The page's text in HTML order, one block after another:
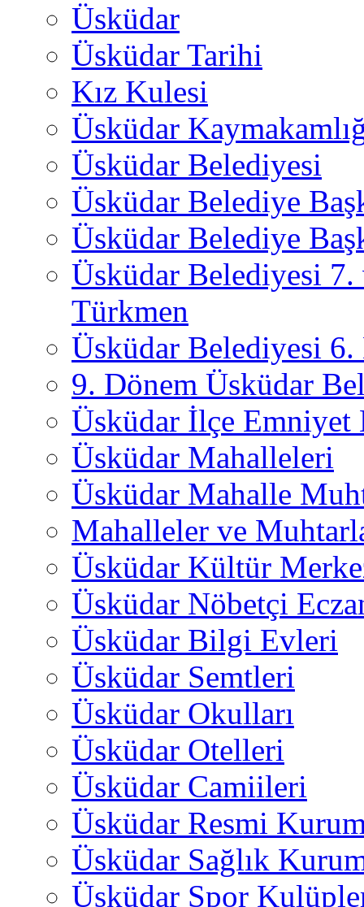
Üsküdar
Üsküdar Tarihi
Kız Kulesi
Üsküdar
Üsküdar Belediyesi
Üsküdar Belediye
Üsküdar Belediye
Üsküdar Belediyesi
Türkmen
Üsküdar Belediyesi 6.
9. Dönem Üsküdar
Üsküdar İlçe
Üsküdar Mahalleleri
Üsküdar Mahalle
Mahalleler ve
Üsküdar Kültür
Üsküdar Nöbetçi
Üsküdar Bilgi Evleri
Üsküdar Semtleri
Üsküdar Okulları
Üsküdar Otelleri
Üsküdar Camiileri
Üsküdar Resmi
Üsküdar Sağlık
Üsküdar Spor